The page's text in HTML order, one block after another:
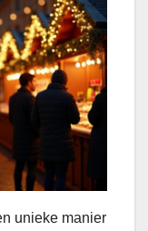
unieke manier